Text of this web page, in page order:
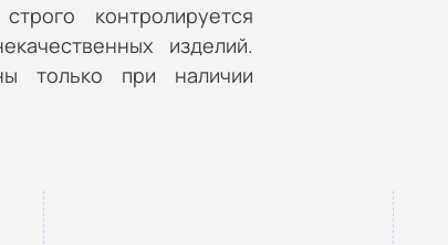
контролируется
изделий.
только при наличии